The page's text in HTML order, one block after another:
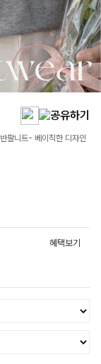
팔니트- 베이직한 디자인
혜택보기